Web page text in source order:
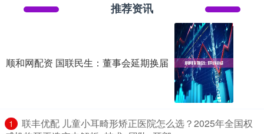
推荐资讯
顺和网配资 国联民生：董事会延期换届
1
​联丰优配 儿童小耳畸形矫正医院怎么选？2025年全国权